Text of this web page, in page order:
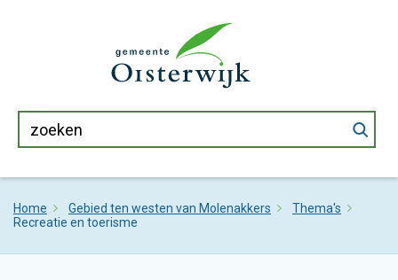
Home Gebied ten westen van Molenakkers
Thema's
Recreatie en toerisme